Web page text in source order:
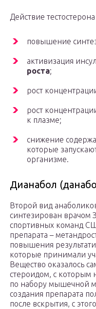
Действие
повышение
активизация
роста;
рост
рост
к плазме;
снижение
которые
организме.
Дианабол
Второй вид
синтезирован врачом
спортивных команд
препарата –
повышения
которые принимали
Вещество оказалось
стероидом, с которым
по набору мышечной
создания препарата
после вскрытия, с